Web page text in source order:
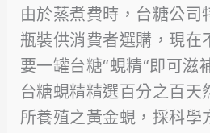
由於蒸煮費時，台糖公司
瓶裝供消費者選購，現在
要一罐台糖“蜆精“即可滋
台糖蜆精精選百分之百天
所養殖之黃金蜆，採科學